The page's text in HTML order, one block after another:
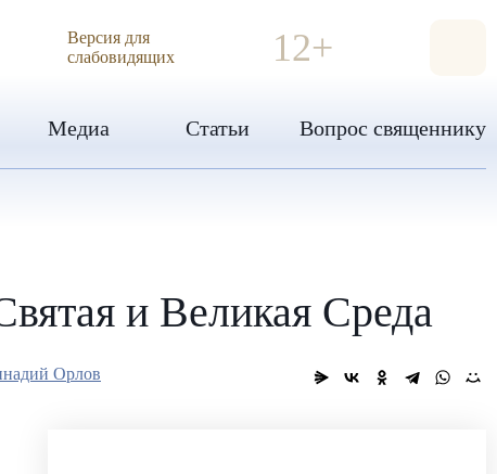
Версия для
слабовидящих
12+
Медиа Статьи Вопрос священнику
и Великая Среда
Орлов